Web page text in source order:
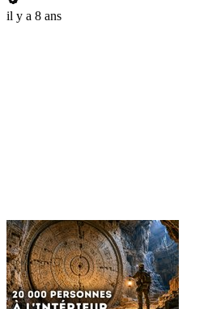
il y a 8 ans